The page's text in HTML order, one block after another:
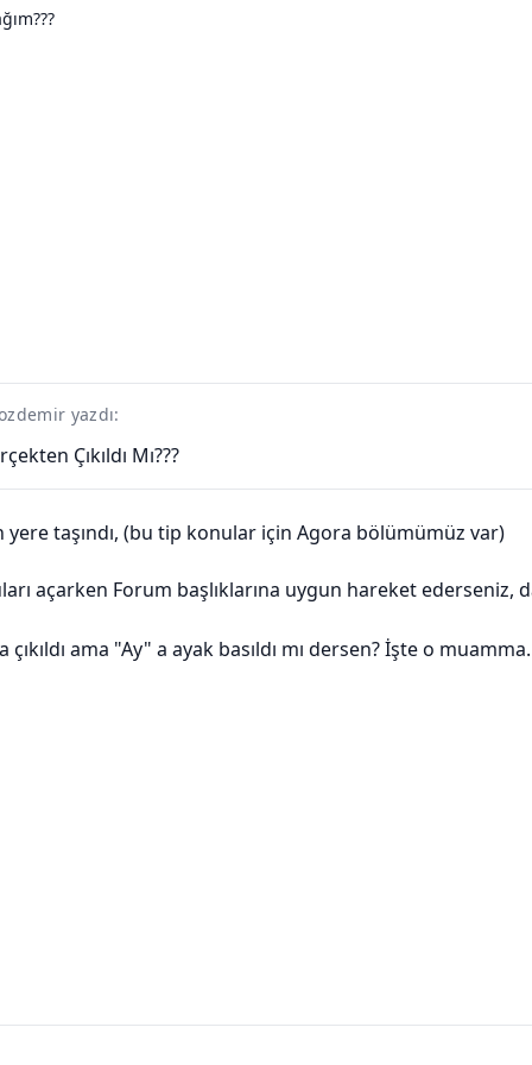
yazdı:
Çıkıldı Mı???
yere taşındı, (bu tip konular için Agora bölümümüz var)
açarken Forum başlıklarına uygun hareket
çıkıldı ama "Ay" a ayak basıldı mı dersen? İşte o muamma.